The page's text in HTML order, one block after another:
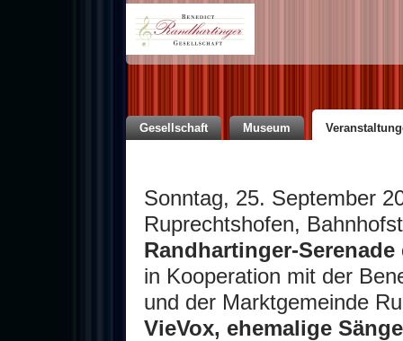
Gesellschaft Museum
Sonntag, 25. September
Ruprechtshofen,
Randhartinger-
in Kooperation mit der
und der Marktgemeinde
VieVox, ehemalige